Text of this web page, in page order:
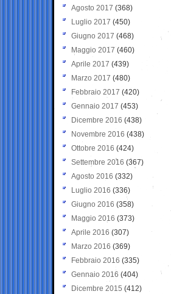
Agosto 2017 (368)
Luglio 2017 (450)
Giugno 2017 (468)
Maggio 2017 (460)
Aprile 2017 (439)
Marzo 2017 (480)
Febbraio 2017 (420)
Gennaio 2017 (453)
Dicembre 2016 (438)
Novembre 2016 (438)
Ottobre 2016 (424)
Settembre 2016 (367)
Agosto 2016 (332)
Luglio 2016 (336)
Giugno 2016 (358)
Maggio 2016 (373)
Aprile 2016 (307)
Marzo 2016 (369)
Febbraio 2016 (335)
Gennaio 2016 (404)
Dicembre 2015 (412)